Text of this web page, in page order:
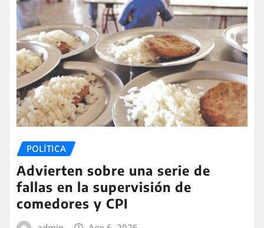
POLÍTICA
Advierten sobre una serie de
fallas en la supervisión de
comedores y CPI